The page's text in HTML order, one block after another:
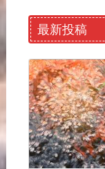
最新投稿